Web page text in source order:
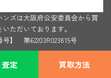
査定 買取方法
ズは大阪府公安委員会から買
ただいております。
号】 第62203R023815号